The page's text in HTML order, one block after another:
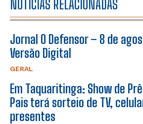
NOTÍCIAS RELACIONADAS
Jornal O Defensor – 8 de
Versão Digital
GERAL
Em Taquaritinga: Show de
Pais terá sorteio de TV,
presentes